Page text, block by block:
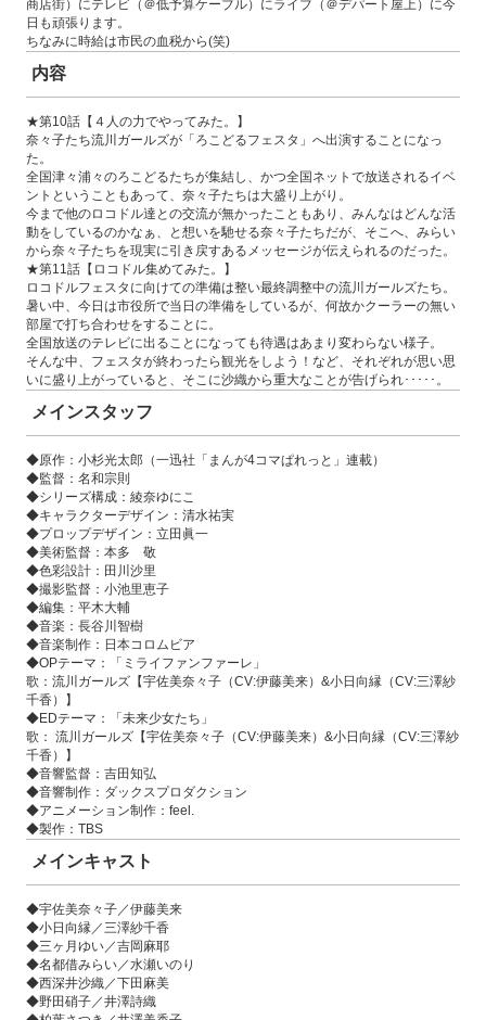
商店街）にテレビ（＠低予算ケーブル）にライブ（＠デパート屋上）に今
日も頑張ります。
ちなみに時給は市民の血税から(笑)
内容
★第10話【４人の力でやってみた。】
奈々子たち流川ガールズが「ろこどるフェスタ」へ出演することになっ
た。
全国津々浦々のろこどるたちが集結し、かつ全国ネットで放送されるイベ
ントということもあって、奈々子たちは大盛り上がり。
今まで他のロコドル達との交流が無かったこともあり、みんなはどんな活
動をしているのかなぁ、と想いを馳せる奈々子たちだが、そこへ、みらい
から奈々子たちを現実に引き戻すあるメッセージが伝えられるのだった。
★第11話【ロコドル集めてみた。】
ロコドルフェスタに向けての準備は整い最終調整中の流川ガールズたち。
暑い中、今日は市役所で当日の準備をしているが、何故かクーラーの無い
部屋で打ち合わせをすることに。
全国放送のテレビに出ることになっても待遇はあまり変わらない様子。
そんな中、フェスタが終わったら観光をしよう！など、それぞれが思い思
いに盛り上がっていると、そこに沙織から重大なことが告げられ･････。
メインスタッフ
◆原作：小杉光太郎（一迅社「まんが4コマぱれっと」連載）
◆監督：名和宗則
◆シリーズ構成：綾奈ゆにこ
◆キャラクターデザイン：清水祐実
◆プロップデザイン：立田眞一
◆美術監督：本多 敬
◆色彩設計：田川沙里
◆撮影監督：小池里恵子
◆編集：平木大輔
◆音楽：長谷川智樹
◆音楽制作：日本コロムビア
◆OPテーマ：「ミライファンファーレ」
歌：流川ガールズ【宇佐美奈々子（CV:伊藤美来）&小日向縁（CV:三澤紗
千香）】
◆EDテーマ：「未来少女たち」
歌： 流川ガールズ【宇佐美奈々子（CV:伊藤美来）&小日向縁（CV:三澤紗
千香）】
◆音響監督：吉田知弘
◆音響制作：ダックスプロダクション
◆アニメーション制作：feel.
◆製作：TBS
メインキャスト
◆宇佐美奈々子／伊藤美来
◆小日向縁／三澤紗千香
◆三ヶ月ゆい／吉岡麻耶
◆名都借みらい／水瀬いのり
◆西深井沙織／下田麻美
◆野田硝子／井澤詩織